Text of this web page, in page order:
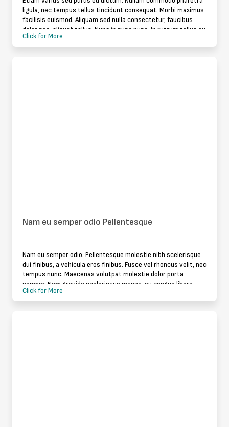
ligula, nec tempus tellus tincidunt consequat. Morbi maximus
facilisis euismod. Aliquam sed nulla consectetur, faucibus
dolor nec, aliquet tellus. Nunc in nunc nunc. In rutrum tellus eu
quam v
Click for More
Nam eu semper odio Pellentesque
Nam eu semper odio. Pellentesque molestie nibh scelerisque
dui finibus, a vehicula eros finibus. Fusce vel rhoncus velit, nec
tempus nunc. Maecenas volutpat molestie dolor porta
semper. Nam gravida scelerisque massa, eu congue libero
suscipit ut. Nul
Click for More